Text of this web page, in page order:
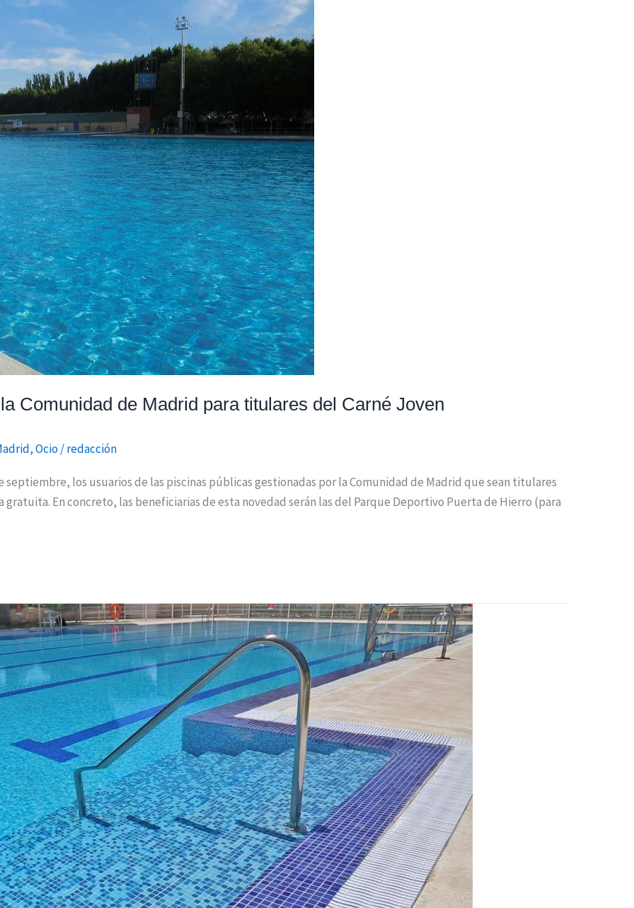
Comunidad de Madrid para titulares del Carné Joven
,Ocio/redacción
septiembre, los usuarios de las piscinas públicas gestionadas por la Comunidad de Madrid que sean titulares
gratuita. En concreto, las beneficiarias de esta novedad serán las del Parque Deportivo Puerta de Hierro (para